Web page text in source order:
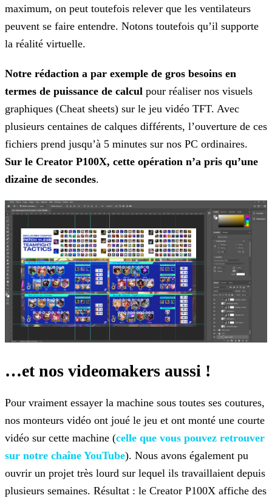
maximum, on peut toutefois relever que les ventilateurs
peuvent se faire entendre. Notons toutefois qu’il supporte
la réalité virtuelle.
Notre rédaction a par exemple de gros besoins en
termes de puissance de calcul pour réaliser nos visuels
graphiques (Cheat sheets) sur le jeu vidéo TFT. Avec
plusieurs centaines de calques différents, l’ouverture de ces
fichiers prend jusqu’à 5 minutes sur nos PC ordinaires.
Sur le Creator P100X, cette opération n’a pris qu’une
dizaine de secondes.
…et nos videomakers aussi !
Pour vraiment essayer la machine sous toutes ses coutures,
nos monteurs vidéo ont joué le jeu et ont monté une courte
vidéo sur cette machine (celle que vous pouvez retrouver
sur notre chaîne YouTube). Nous avons également pu
ouvrir un projet très lourd sur lequel ils travaillaient depuis
plusieurs semaines. Résultat : le Creator P100X affiche des